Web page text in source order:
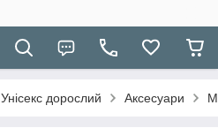
Унісекс дорослий Аксесуари